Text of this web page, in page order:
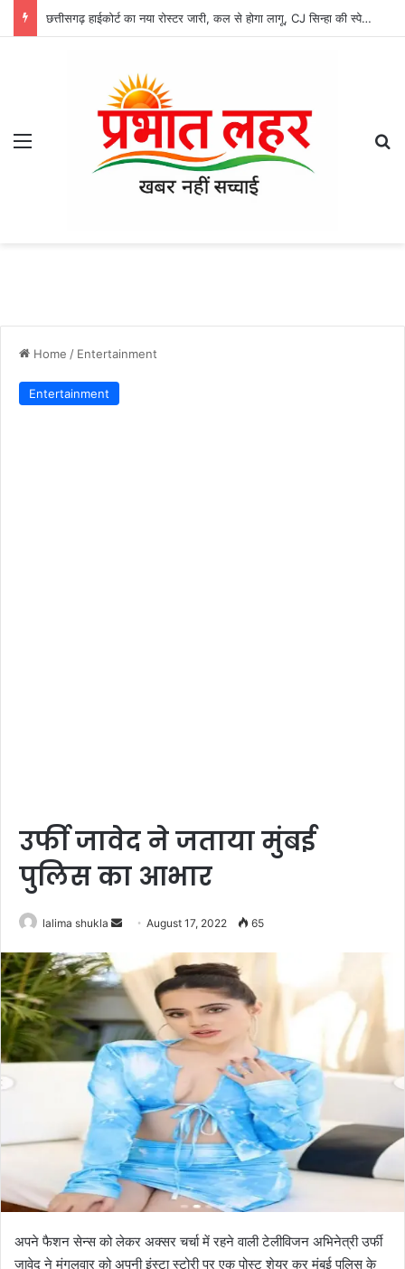
छत्तीसगढ़ हाईकोर्ट का नया रोस्टर जारी, कल से होगा लागू, CJ सिन्हा की स्पेशल बेंच में जमानत समेत इन मामलों की होगी सुनवाई
Menu
Home / Entertainment
Entertainment
उर्फी जावेद ने जताया मुंबई
पुलिस का आभार
lalima shukla
Send
email
August 17, 2022 65
अपने फैशन सेन्स को लेकर अक्सर चर्चा में रहने वाली टेलीविजन अभिनेत्री उर्फी
जावेद ने मंगलवार को अपनी इंस्टा स्टोरी पर एक पोस्ट शेयर कर मुंबई पुलिस के